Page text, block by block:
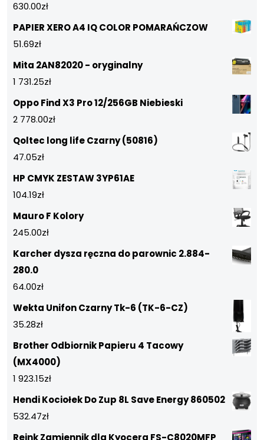
630.00zł
PAPIER XERO A4 IQ COLOR POMARAŃCZOW
51.69zł
Mita 2AN82020 - oryginalny
1 731.25zł
Oppo Find X3 Pro 12/256GB Niebieski
2 778.00zł
Qoltec long life Czarny (50816)
47.05zł
HP CMYK ZESTAW 3YP61AE
104.19zł
Mauro F Kolory
245.00zł
Karcher dysza ręczna do parownic 2.884-
280.0
64.00zł
Wekta Unifon Czarny Tk-6 (TK-6-CZ)
35.28zł
Brother Odbiornik Papieru 4 Tacowy
(MX4000)
1 923.15zł
Hendi Kociołek Do Zup 8L Save Energy 860502
532.47zł
Reink Zamiennik dla Kyocera FS-C8020MFP